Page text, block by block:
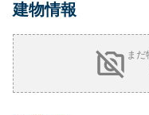
建物情報
まだ